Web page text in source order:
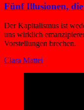
Fünf Illusionen,
Der Kapitalismus ist
uns wirklich
Vorstellungen brechen.
Clara Mattei